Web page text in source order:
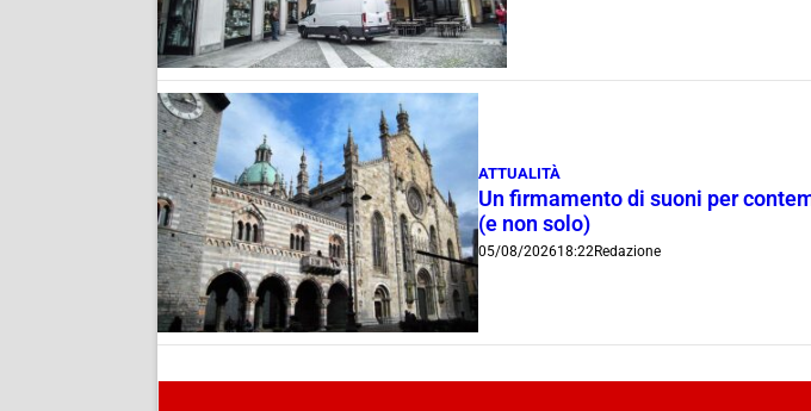
ATTUALITÀ
Un firmamento di suoni per
(e non solo)
05/08/202618:22Redazione